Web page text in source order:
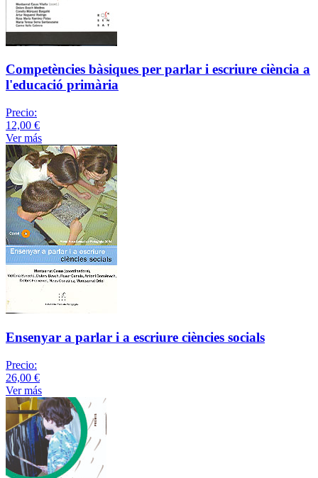
Competències bàsiques per parlar i escriure ciència a
l'educació primària
Precio:
12,00 €
Ver más
Ensenyar a parlar i a escriure ciències socials
Precio:
26,00 €
Ver más